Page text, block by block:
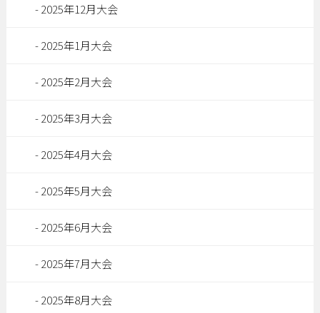
2025年12月大会
2025年1月大会
2025年2月大会
2025年3月大会
2025年4月大会
2025年5月大会
2025年6月大会
2025年7月大会
2025年8月大会